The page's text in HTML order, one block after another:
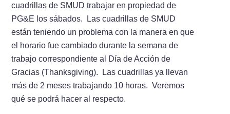
cuadrillas de SMUD trabajar en propiedad de
PG&E los sábados. Las cuadrillas de SMUD
están teniendo un problema con la manera en que
el horario fue cambiado durante la semana de
trabajo correspondiente al Dí­­a de Acción de
Gracias (Thanksgiving). Las cuadrillas ya llevan
más de 2 meses trabajando 10 horas. Veremos
qué se podrá hacer al respecto.